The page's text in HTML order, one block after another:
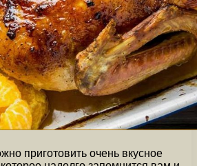
приготовить очень вкусное